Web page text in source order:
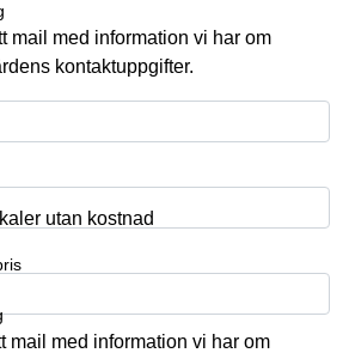
mail med information vi har om
kontaktuppgifter.
utan kostnad
mail med information vi har om